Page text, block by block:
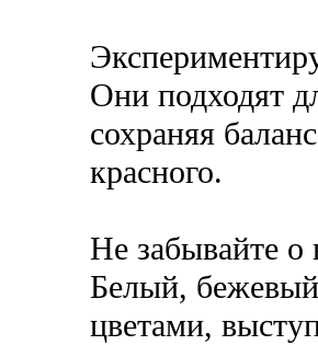
Они подходят
сохраняя
красного.
Не забывайте о
Белый,
цветами,